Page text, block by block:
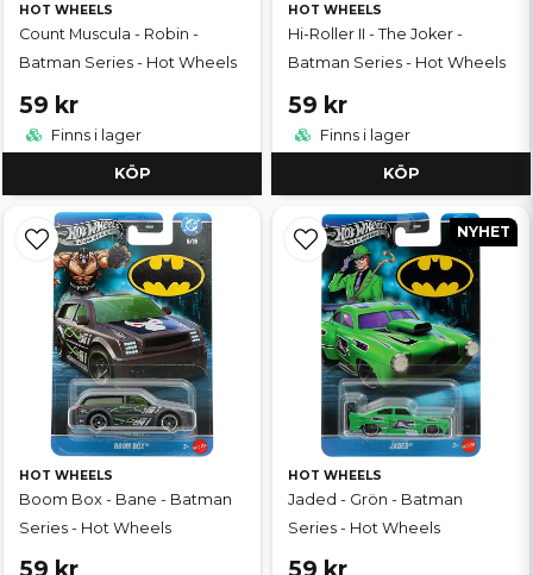
HOT WHEELS
Count Muscula - Robin -
Batman Series - Hot Wheels
59 kr
Finns i lager
KÖP
HOT WHEELS
Hi-Roller II - The Joker -
Batman Series - Hot Wheels
59 kr
Finns i lager
KÖP
HOT WHEELS
Boom Box - Bane - Batman
Series - Hot Wheels
59 kr
HOT WHEELS
Jaded - Grön - Batman
Series - Hot Wheels
59 kr
NYHET